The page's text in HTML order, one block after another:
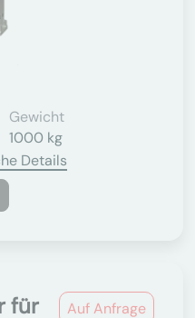
Gewicht
1000 kg
Details
Auf Anfrage
für